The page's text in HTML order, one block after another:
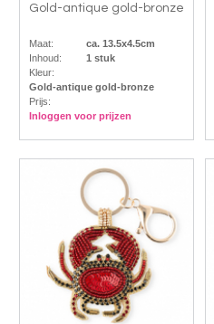
Gold-antique gold-bronze
Maat:
ca. 13.5x4.5cm
Inhoud:
1 stuk
Kleur:
Gold-antique gold-bronze
Prijs:
Inloggen voor prijzen